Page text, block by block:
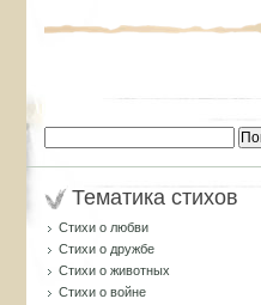
Тематика стихов
Стихи о любви
Стихи о дружбе
Стихи о животных
Стихи о войне